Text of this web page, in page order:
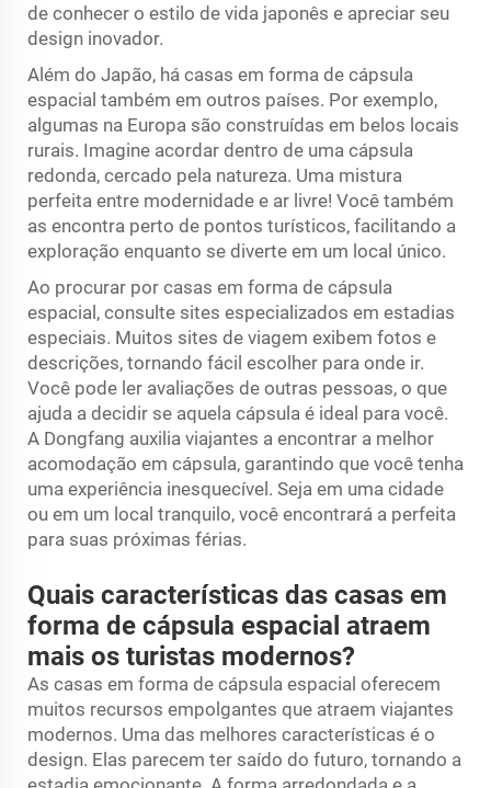
de conhecer o estilo de vida japonês e apreciar seu
design inovador.
Além do Japão, há casas em forma de cápsula
espacial também em outros países. Por exemplo,
algumas na Europa são construídas em belos locais
rurais. Imagine acordar dentro de uma cápsula
redonda, cercado pela natureza. Uma mistura
perfeita entre modernidade e ar livre! Você também
as encontra perto de pontos turísticos, facilitando a
exploração enquanto se diverte em um local único.
Ao procurar por casas em forma de cápsula
espacial, consulte sites especializados em estadias
especiais. Muitos sites de viagem exibem fotos e
descrições, tornando fácil escolher para onde ir.
Você pode ler avaliações de outras pessoas, o que
ajuda a decidir se aquela cápsula é ideal para você.
A Dongfang auxilia viajantes a encontrar a melhor
acomodação em cápsula, garantindo que você tenha
uma experiência inesquecível. Seja em uma cidade
ou em um local tranquilo, você encontrará a perfeita
para suas próximas férias.
Quais características das casas em
forma de cápsula espacial atraem
mais os turistas modernos?
As casas em forma de cápsula espacial oferecem
muitos recursos empolgantes que atraem viajantes
modernos. Uma das melhores características é o
design. Elas parecem ter saído do futuro, tornando a